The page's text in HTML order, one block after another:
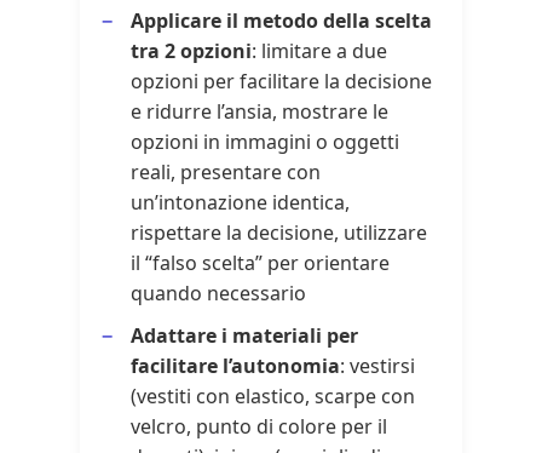
Applicare il metodo della scelta
tra 2 opzioni: limitare a due
opzioni per facilitare la decisione
e ridurre l’ansia, mostrare le
opzioni in immagini o oggetti
reali, presentare con
un’intonazione identica,
rispettare la decisione, utilizzare
il “falso scelta” per orientare
quando necessario
Adattare i materiali per
facilitare l’autonomia: vestirsi
(vestiti con elastico, scarpe con
velcro, punto di colore per il